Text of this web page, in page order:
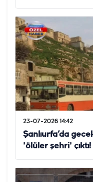
23-07-2026 14:42
Şanlıurfa’da
'ölüler şehri' çıktı!